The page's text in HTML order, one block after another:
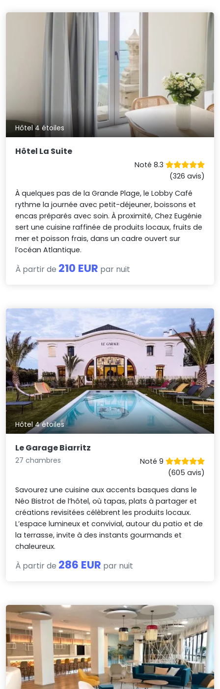
Hôtel 4 étoiles
Hôtel La Suite
Noté 8.3
(326 avis)
À quelques pas de la Grande Plage, le Lobby Café
rythme la journée avec petit-déjeuner, boissons et
encas préparés avec soin. À proximité, Chez Eugénie
sert une cuisine raffinée de produits locaux, fruits de
mer et poisson frais, dans un cadre ouvert sur
l’océan Atlantique.
À partir de 210 EUR par nuit
Hôtel 4 étoiles
Le Garage Biarritz
27 chambres
Noté 9
(605 avis)
Savourez une cuisine aux accents basques dans le
Néo Bistrot de l’hôtel, où tapas, plats à partager et
créations revisitées célèbrent les produits locaux.
L’espace lumineux et convivial, autour du patio et de
la terrasse, invite à des instants gourmands et
chaleureux.
À partir de 286 EUR par nuit